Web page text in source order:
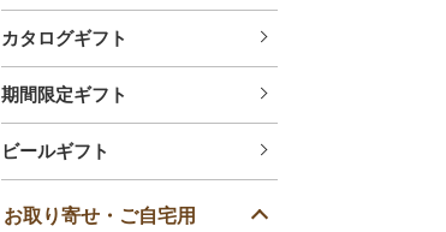
カタログギフト
期間限定ギフト
ビールギフト
お取り寄せ・ご自宅用